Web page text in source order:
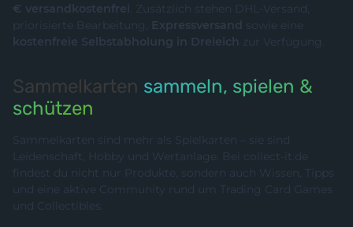
€ versandkostenfrei. Zusätzlich stehen DHL-Versand,
priorisierte Bearbeitung, Expressversand sowie eine
kostenfreie Selbstabholung in Dreieich zur Verfügung.
Sammelkarten sammeln, spielen &
schützen
Sammelkarten sind mehr als Spielkarten – sie sind
Leidenschaft, Hobby und Wertanlage. Bei collect-it.de
findest du nicht nur Produkte, sondern auch Wissen, Tipps
und eine aktive Community rund um Trading Card Games
und Collectibles.